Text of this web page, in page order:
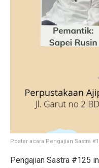
Poster acara Pengajian Sastra
Pengajian Sastra #125